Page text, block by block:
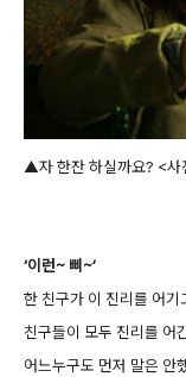
▲자 한잔 하실까요? <사
‘이런~ 삐~’
한 친구가 이 진리를 어기
친구들이 모두 진리를 어
어느누구도 먼저 말은 안